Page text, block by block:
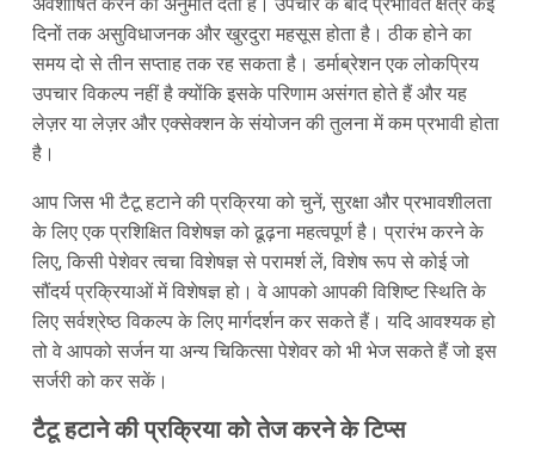
दिनों तक असुविधाजनक और खुरदुरा महसूस होता है। ठीक होने का
समय दो से तीन सप्ताह तक रह सकता है। डर्माब्रेशन एक लोकप्रिय
उपचार विकल्प नहीं है क्योंकि इसके परिणाम असंगत होते हैं और यह
लेज़र या लेज़र और एक्सेक्शन के संयोजन की तुलना में कम प्रभावी होता
है।
आप जिस भी टैटू हटाने की प्रक्रिया को चुनें, सुरक्षा और प्रभावशीलता
के लिए एक प्रशिक्षित विशेषज्ञ को ढूढ़ना महत्वपूर्ण है। प्रारंभ करने के
लिए, किसी पेशेवर त्वचा विशेषज्ञ से परामर्श लें, विशेष रूप से कोई जो
सौंदर्य प्रक्रियाओं में विशेषज्ञ हो। वे आपको आपकी विशिष्ट स्थिति के
लिए सर्वश्रेष्ठ विकल्प के लिए मार्गदर्शन कर सकते हैं। यदि आवश्यक हो
तो वे आपको सर्जन या अन्य चिकित्सा पेशेवर को भी भेज सकते हैं जो इस
सर्जरी को कर सकें।
टैटू हटाने की प्रक्रिया को तेज करने के टिप्स